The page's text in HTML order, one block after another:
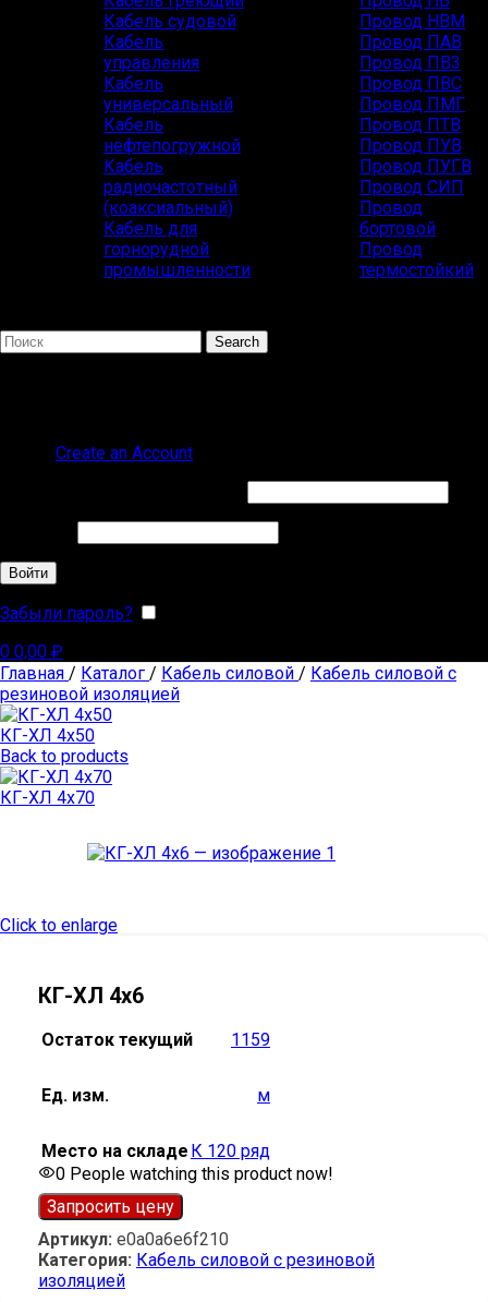
Кабель судовой
Кабель
управления
Кабель
универсальный
Кабель
нефтепогружной
Кабель
радиочастотный
(коаксиальный)
Кабель для
горнорудной
промышленности
Провод НВМ
Провод ПАВ
Провод ПВ3
Провод ПВС
Провод ПМГ
Провод ПТВ
Провод ПУВ
Провод ПУГВ
Провод СИП
Провод
бортовой
Провод
термостойкий
Search
Create an Account
Войти
Забыли пароль?
0 0,00 ₽
Главная / Каталог / Кабель силовой / Кабель силовой с
резиновой изоляцией
КГ-ХЛ 4х50
Back to products
КГ-ХЛ 4х70
Click to enlarge
КГ-ХЛ 4х6
Остаток текущий 1159
Ед. изм. м
Место на складе К 120 ряд
0 People watching this product now!
Запросить цену
Артикул: e0a0a6e6f210
Категория: Кабель силовой с резиновой
изоляцией